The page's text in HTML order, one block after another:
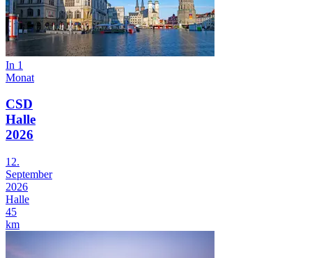
In 1
Monat
CSD
Halle
2026
12.
September
2026
Halle
45
km